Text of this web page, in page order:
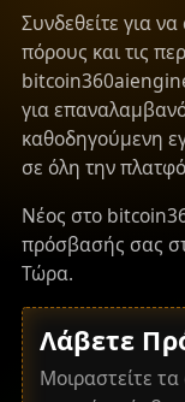
Συνδεθείτε για
πόρους και τις
για
καθοδηγούμενη
σε όλη την
Νέος στο
πρόσβασής σας
Τώρα.
Λάβετε
Μοιραστείτε τα